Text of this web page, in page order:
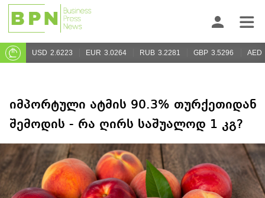
USD 2.6223 EUR 3.0264 RUB 3.2281 GBP 3.5296 AED
იმპორტული ატმის 90.3% თურქეთიდან
შემოდის - რა ღირს საშუალოდ 1 კგ?